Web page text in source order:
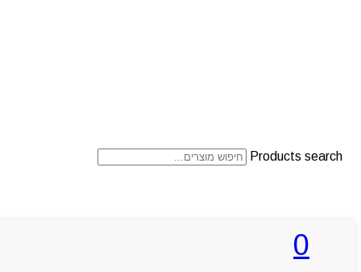
0
Products search
אודותניו
קטלוג מוצרים